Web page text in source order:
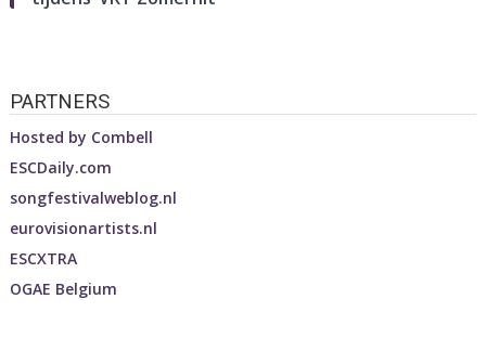
PARTNERS
Hosted by Combell
ESCDaily.com
songfestivalweblog.nl
eurovisionartists.nl
ESCXTRA
OGAE Belgium